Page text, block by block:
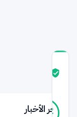
92
%
موثّقآخر الأخبار